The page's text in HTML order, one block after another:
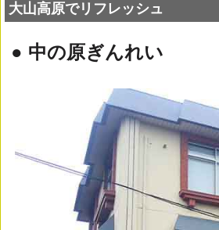
大山高原でリフレッシュ
● 中の原ぎんれい